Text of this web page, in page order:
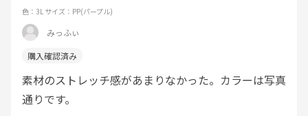
色：3L サイズ：PP(パープル)
みっふぃ
素材のストレッチ感があまりなかった。カラーは写真
通りです。